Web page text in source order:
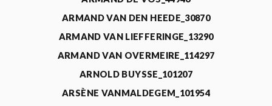
ARMAND VAN DEN HEEDE_30870
ARMAND VAN LIEFFERINGE_13290
ARMAND VAN OVERMEIRE_114297
ARNOLD BUYSSE_101207
ARSÈNE VANMALDEGEM_101954